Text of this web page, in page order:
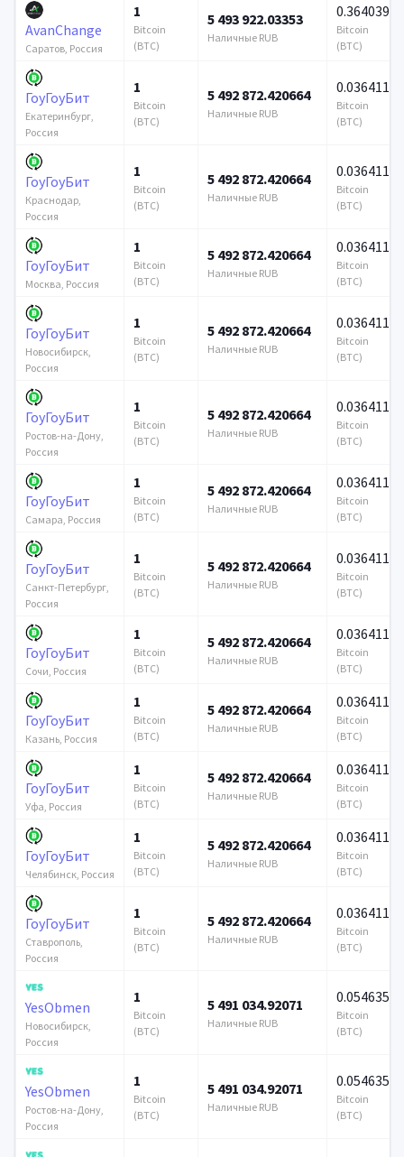
AvanChange
Саратов, Россия
1
Bitcoin
(BTC)
5 493 922.03353
Наличные RUB
0.364039
Bitcoin
(BTC)
ГоуГоуБит
Екатеринбург,
Россия
1
Bitcoin
(BTC)
5 492 872.420664
Наличные RUB
0.036411
Bitcoin
(BTC)
ГоуГоуБит
Краснодар,
Россия
1
Bitcoin
(BTC)
5 492 872.420664
Наличные RUB
0.036411
Bitcoin
(BTC)
ГоуГоуБит
Москва, Россия
1
Bitcoin
(BTC)
5 492 872.420664
Наличные RUB
0.036411
Bitcoin
(BTC)
ГоуГоуБит
Новосибирск,
Россия
1
Bitcoin
(BTC)
5 492 872.420664
Наличные RUB
0.036411
Bitcoin
(BTC)
ГоуГоуБит
Ростов-на-Дону,
Россия
1
Bitcoin
(BTC)
5 492 872.420664
Наличные RUB
0.036411
Bitcoin
(BTC)
ГоуГоуБит
Самара, Россия
1
Bitcoin
(BTC)
5 492 872.420664
Наличные RUB
0.036411
Bitcoin
(BTC)
ГоуГоуБит
Санкт-Петербург,
Россия
1
Bitcoin
(BTC)
5 492 872.420664
Наличные RUB
0.036411
Bitcoin
(BTC)
ГоуГоуБит
Сочи, Россия
1
Bitcoin
(BTC)
5 492 872.420664
Наличные RUB
0.036411
Bitcoin
(BTC)
ГоуГоуБит
Казань, Россия
1
Bitcoin
(BTC)
5 492 872.420664
Наличные RUB
0.036411
Bitcoin
(BTC)
ГоуГоуБит
Уфа, Россия
1
Bitcoin
(BTC)
5 492 872.420664
Наличные RUB
0.036411
Bitcoin
(BTC)
ГоуГоуБит
Челябинск, Россия
1
Bitcoin
(BTC)
5 492 872.420664
Наличные RUB
0.036411
Bitcoin
(BTC)
ГоуГоуБит
Ставрополь,
Россия
1
Bitcoin
(BTC)
5 492 872.420664
Наличные RUB
0.036411
Bitcoin
(BTC)
YesObmen
Новосибирск,
Россия
1
Bitcoin
(BTC)
5 491 034.92071
Наличные RUB
0.054635
Bitcoin
(BTC)
YesObmen
Ростов-на-Дону,
Россия
1
Bitcoin
(BTC)
5 491 034.92071
Наличные RUB
0.054635
Bitcoin
(BTC)